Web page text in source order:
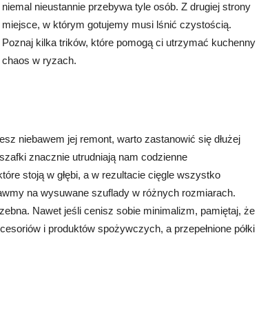
niemal nieustannie przebywa tyle osób. Z drugiej strony
miejsce, w którym gotujemy musi lśnić czystością.
Poznaj kilka trików, które pomogą ci utrzymać kuchenny
chaos w ryzach.
niebawem jej remont, warto zastanowić się dłużej
znacznie utrudniają nam codzienne
stoją w głębi, a w rezultacie cięgle wszystko
na wysuwane szuflady w różnych rozmiarach.
Nawet jeśli cenisz sobie minimalizm, pamiętaj, że
i produktów spożywczych, a przepełnione półki